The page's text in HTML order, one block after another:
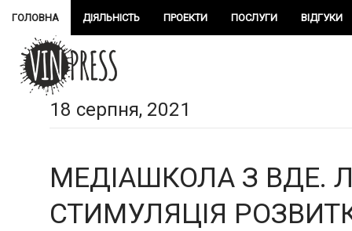
ГОЛОВНА ДІЯЛЬНІСТЬ ПРОЕКТИ ПОСЛУГИ ВІДГУКИ
18 серпня, 2021
МЕДІАШКОЛА З ВДЕ.
СТИМУЛЯЦІЯ